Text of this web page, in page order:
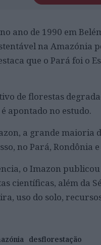
ano de 1990 em
na Amazónia
que o Pará foi o
de florestas
apontado no estudo.
a grande maioria
no Pará, Rondônia
o Imazon
científicas, além da
uso do solo,
desflorestação